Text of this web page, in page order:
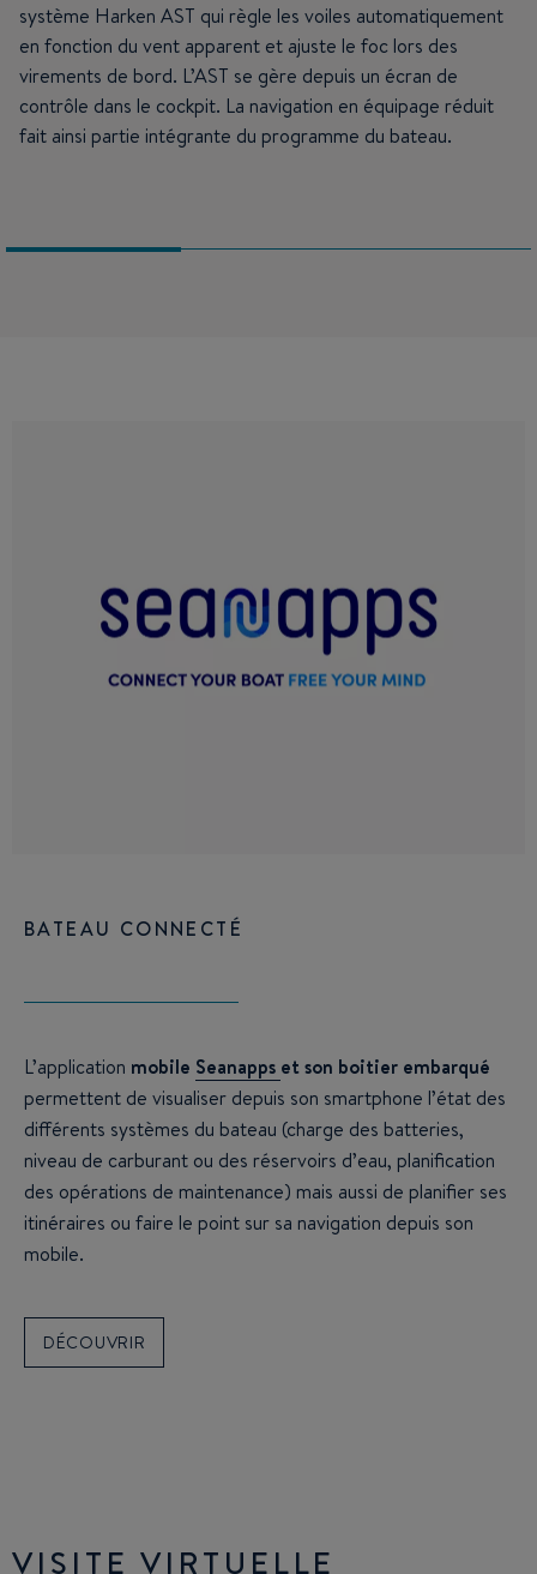
système Harken AST qui règle les voiles automatiquement
en fonction du vent apparent et ajuste le foc lors des
virements de bord. L’AST se gère depuis un écran de
contrôle dans le cockpit. La navigation en équipage réduit
fait ainsi partie intégrante du programme du bateau.
BATEAU CONNECTÉ
L’application mobile Seanapps et son boitier embarqué
permettent de visualiser depuis son smartphone l’état des
différents systèmes du bateau (charge des batteries,
niveau de carburant ou des réservoirs d’eau, planification
des opérations de maintenance) mais aussi de planifier ses
itinéraires ou faire le point sur sa navigation depuis son
mobile.
DÉCOUVRIR
VISITE VIRTUELLE